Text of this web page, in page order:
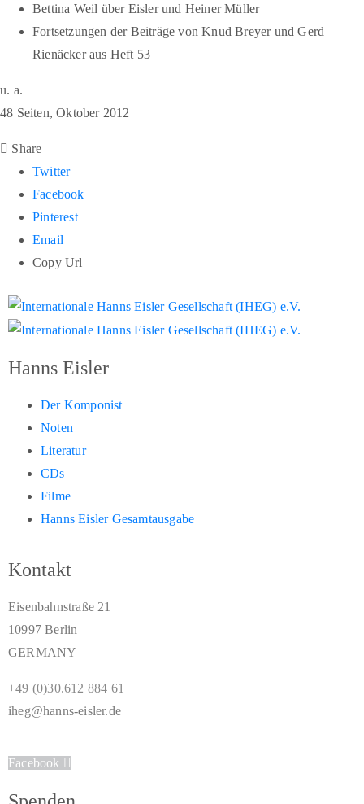
Bettina Weil über Eisler und Heiner Müller
Fortsetzungen der Beiträge von Knud Breyer und Gerd
Rienäcker aus Heft 53
u. a.
48 Seiten, Oktober 2012
Share
Twitter
Facebook
Pinterest
Email
Copy Url
Hanns Eisler
Der Komponist
Noten
Literatur
CDs
Filme
Hanns Eisler Gesamtausgabe
Kontakt
Eisenbahnstraße 21
10997 Berlin
GERMANY
+49 (0)30.612 884 61
iheg@hanns-eisler.de
Facebook